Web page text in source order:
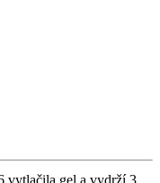
vytlačila gel a vydrží 3